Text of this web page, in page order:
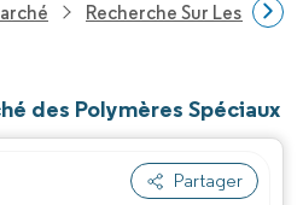
Recherche Sur Les
des Polymères Spéciaux
Partager